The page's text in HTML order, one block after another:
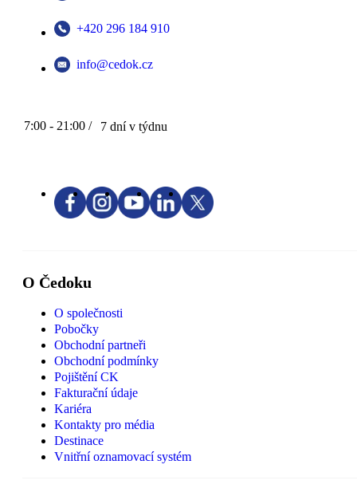
+420 296 184 910
info@cedok.cz
7:00 - 21:00 / 7 dní v týdnu
O Čedoku
O společnosti
Pobočky
Obchodní partneři
Obchodní podmínky
Pojištění CK
Fakturační údaje
Kariéra
Kontakty pro média
Destinace
Vnitřní oznamovací systém